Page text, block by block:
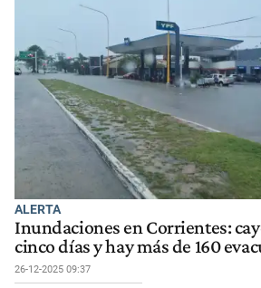
ALERTA
Inundaciones en Corrientes:
cinco días y hay más de 160
26-12-2025 09:37